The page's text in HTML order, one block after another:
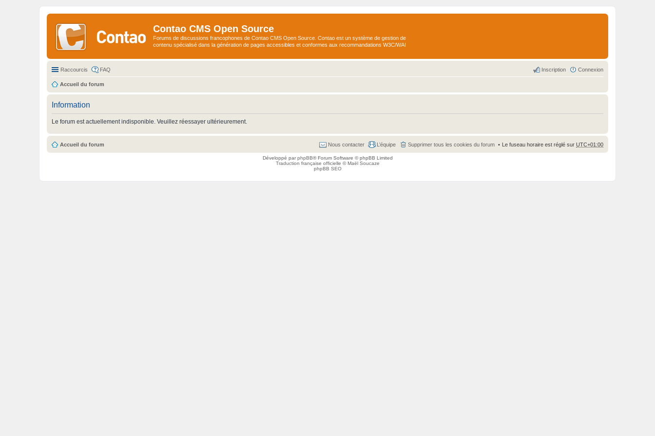
Contao CMS Open Source
Forums de discussions francophones de Contao CMS Open Source. Contao est un système de gestion de
contenu spécialisé dans la génération de pages accessibles et conformes aux recommandations W3C/WAI
Raccourcis FAQ Connexion
Inscription
Accueil du forum
Information
Le forum est actuellement indisponible. Veuillez réessayer ultérieurement.
Accueil du forum Le fuseau horaire est réglé sur UTC+01:00
Supprimer tous les cookies du forum
L’équipe
Nous contacter
Développé parphpBB® Forum Software © phpBB Limited
Traduction française officielle ©Maël Soucaze
phpBB SEO